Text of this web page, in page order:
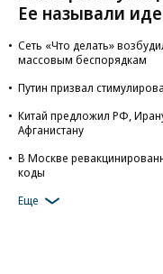
Ее называли
Сеть «Что делать»
массовым беспорядкам
Путин призвал
Китай предложил РФ,
Афганистану
В Москве
коды
Еще